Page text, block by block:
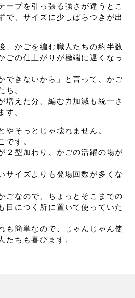
ープを引っ張る強さが違うとこ
で、 サイズに少しばらつきが出
、 かごを編む職人たちの約半数
ごの仕上がりが極端に遅くなっ
できないから」と言って、 かご
ち。
増えた分、 編む力加減も統一さ
す。
やそっとじゃ壊れません。
です。
２型加わり、 かごの活躍の場が
サイズよりも 登場回数が多くな
ごなので、 ちょっとそこまでの
目につく所に置いて使っていた
も簡単なので、
じゃんじゃん使
たちも喜びます。